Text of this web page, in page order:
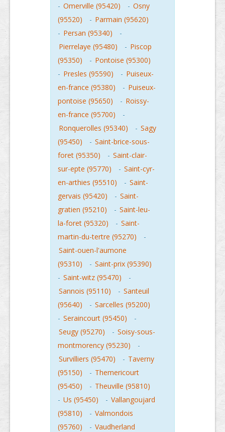
- Omerville (95420) - Osny
(95520)
- Parmain (95620)
- Persan (95340)
-
Pierrelaye (95480)
- Piscop
(95350)
- Pontoise (95300)
- Presles (95590) - Puiseux-
en-france (95380)
- Puiseux-
pontoise (95650)
- Roissy-
en-france (95700)
-
Ronquerolles (95340)
- Sagy
(95450)
- Saint-brice-sous-
foret (95350)
- Saint-clair-
sur-epte (95770)
- Saint-cyr-
en-arthies (95510)
- Saint-
gervais (95420)
- Saint-
gratien (95210)
- Saint-leu-
la-foret (95320)
- Saint-
martin-du-tertre (95270)
-
Saint-ouen-l'aumone
(95310)
- Saint-prix (95390)
- Saint-witz (95470)
-
Sannois (95110)
- Santeuil
(95640)
- Sarcelles (95200)
- Seraincourt (95450)
-
Seugy (95270)
- Soisy-sous-
montmorency (95230)
-
Survilliers (95470)
- Taverny
(95150)
- Themericourt
(95450)
- Theuville (95810)
- Us (95450) - Vallangoujard
(95810)
- Valmondois
(95760)
- Vaudherland